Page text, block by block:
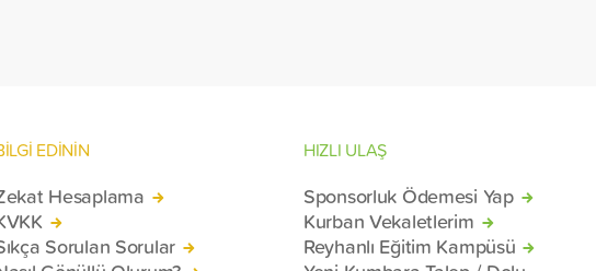
EDİNİN
Hesaplama
Sorulan Sorular
HIZLI ULAŞ
Sponsorluk Ödemesi Yap
Kurban Vekaletlerim
Reyhanlı Eğitim Kampüsü